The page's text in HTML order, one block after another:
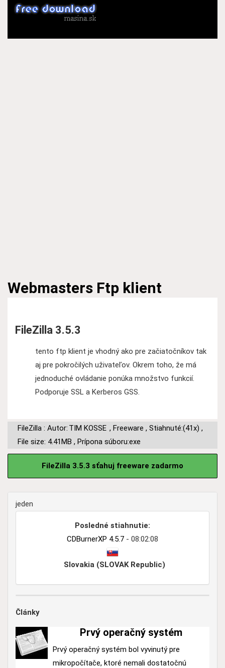
Webmasters Ftp klient
FileZilla 3.5.3
tento ftp klient je vhodný ako pre začiatočníkov tak
aj pre pokročilých uživateľov. Okrem toho, že má
jednoduché ovládanie ponúka množstvo funkcií.
Podporuje SSL a Kerberos GSS.
FileZilla : Autor: TIM KOSSE , Freeware , Stiahnuté:(41x) ,
File size: 4.41MB , Prípona súboru:exe
FileZilla 3.5.3 sťahuj freeware zadarmo
jeden
Posledné stiahnutie:
CDBurnerXP 4.5.7 - 08:02:08
Slovakia (SLOVAK Republic)
Články
Prvý operačný systém
Prvý operačný systém bol vyvinutý pre
mikropočítače, ktoré nemali dostatočnú